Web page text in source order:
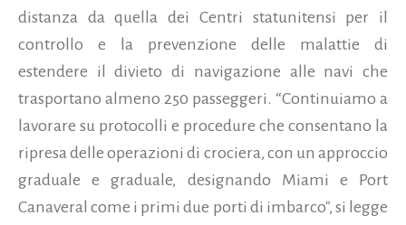
distanza da quella dei Centri statunitensi per il
controllo e la prevenzione delle malattie di
estendere il divieto di navigazione alle navi che
trasportano almeno 250 passeggeri. “Continuiamo a
lavorare su protocolli e procedure che consentano la
ripresa delle operazioni di crociera, con un approccio
graduale e graduale, designando Miami e Port
Canaveral come i primi due porti di imbarco", si legge